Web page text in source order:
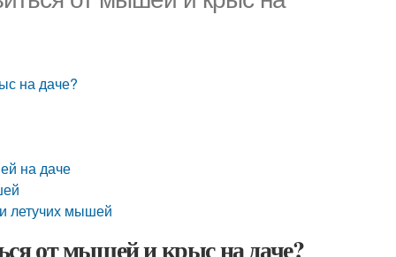
на даче?
на даче
летучих мышей
от мышей и крыс на даче?